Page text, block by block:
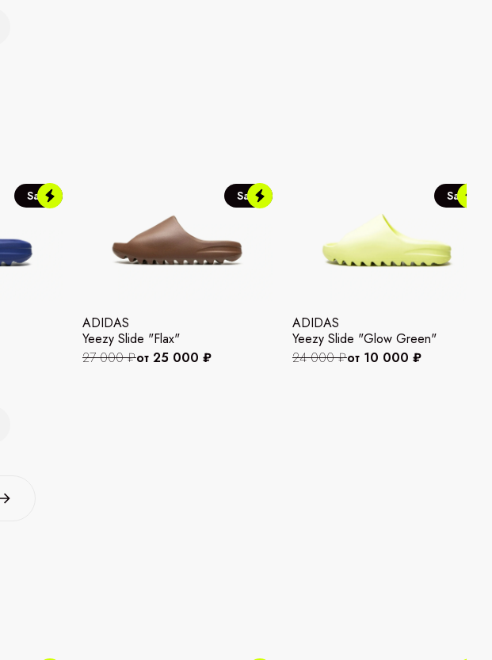
Sale Sale
ADIDAS
Yeezy Slide "Flax"
27 000 ₽от 25 000 ₽
Sale
ADIDAS
Yeezy Slide "Glow Green"
24 000 ₽от 10 000 ₽